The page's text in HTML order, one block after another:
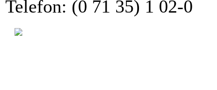
Telefon: (0 71 35) 1 02-0